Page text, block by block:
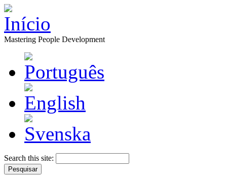
Mastering People Development
Search this site: